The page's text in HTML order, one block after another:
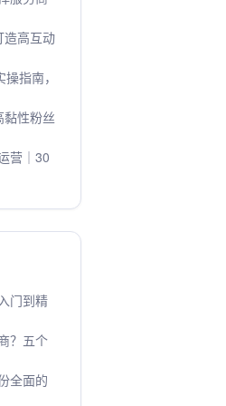
造高互动
指南，
性粉丝
营｜30
门到精
？五个
全面的